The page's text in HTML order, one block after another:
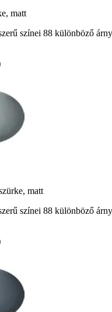
matt
színei 88 különböző
matt
színei 88 különböző